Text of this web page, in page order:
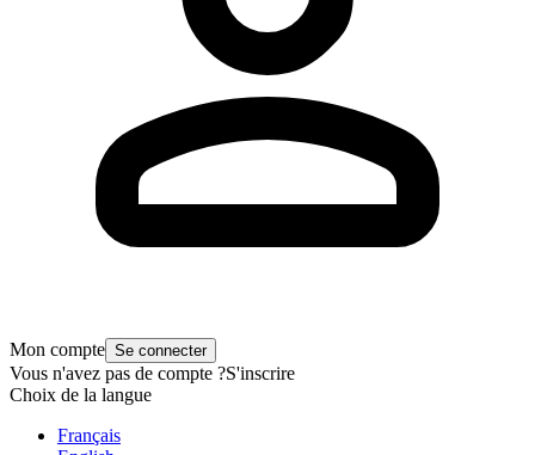
Mon compte Se connecter
Vous n'avez pas de compte ?S'inscrire
Choix de la langue
Français